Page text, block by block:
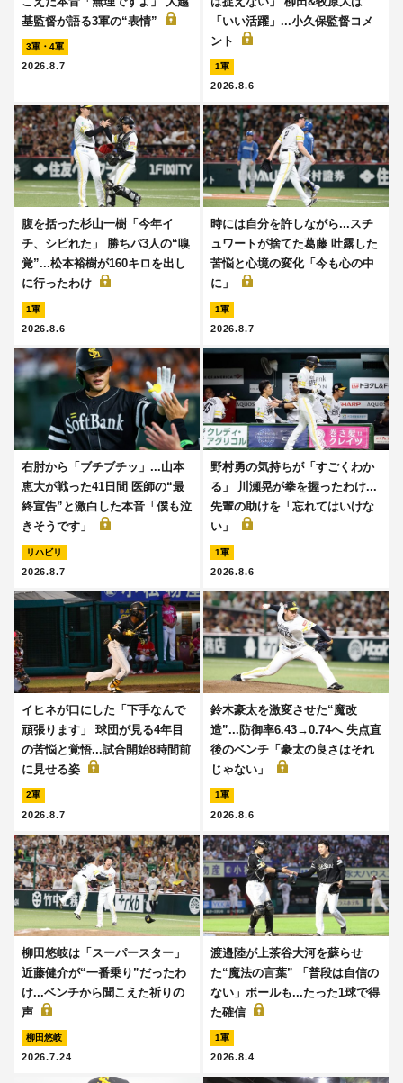
基監督が語る3軍の“表情”
3軍・4軍
2026.8.7
「いい活躍」...小久保監督コメ
ント
1軍
2026.8.6
腹を括った杉山一樹「今年イ
チ、シビれた」 勝ちパ3人の“嗅
覚”...松本裕樹が160キロを出し
に行ったわけ
1軍
2026.8.6
時には自分を許しながら...スチ
ュワートが捨てた葛藤 吐露した
苦悩と心境の変化「今も心の中
に」
1軍
2026.8.7
右肘から「ブチブチッ」...山本
恵大が戦った41日間 医師の“最
終宣告”と激白した本音「僕も泣
きそうです」
リハビリ
2026.8.7
野村勇の気持ちが「すごくわか
る」 川瀬晃が拳を握ったわけ...
先輩の助けを「忘れてはいけな
い」
1軍
2026.8.6
イヒネが口にした「下手なんで
頑張ります」 球団が見る4年目
の苦悩と覚悟...試合開始8時間前
に見せる姿
2軍
2026.8.7
鈴木豪太を激変させた“魔改
造”...防御率6.43→0.74へ 失点直
後のベンチ「豪太の良さはそれ
じゃない」
1軍
2026.8.6
柳田悠岐は「スーパースター」
近藤健介が“一番乗り”だったわ
け...ベンチから聞こえた祈りの
声
柳田悠岐
2026.7.24
渡邉陸が上茶谷大河を蘇らせ
た“魔法の言葉” 「普段は自信の
ない」ボールも...たった1球で得
た確信
1軍
2026.8.4